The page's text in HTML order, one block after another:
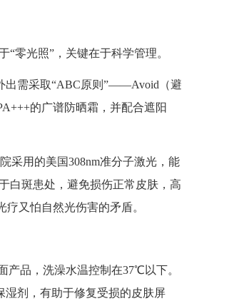
零光照”，关键在于科学管理。
出需采取“ABC原则”——Avoid（避
的广谱防晒霜，并配合遮阳
采用的美国308nm准分子激光，能
白斑患处，避免损伤正常皮肤，高
又怕自然光伤害的矛盾。
品，洗澡水温控制在37℃以下。
湿剂，有助于修复受损的皮肤屏